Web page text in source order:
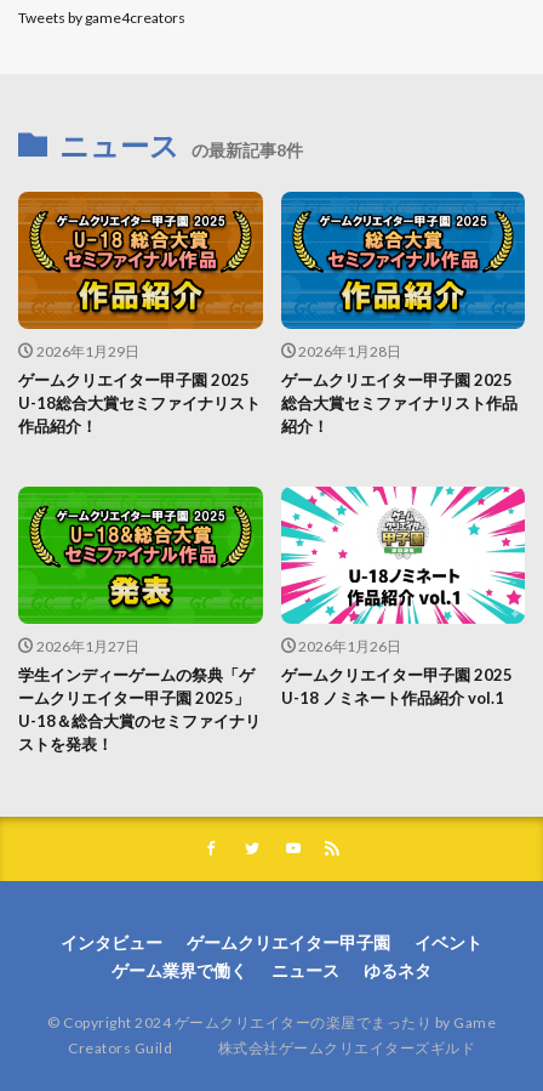
Tweets by game4creators
ニュース の最新記事8件
2026年1月29日
ゲームクリエイター甲子園 2025
U-18総合大賞セミファイナリスト
作品紹介！
2026年1月28日
ゲームクリエイター甲子園 2025
総合大賞セミファイナリスト作品
紹介！
2026年1月27日
学生インディーゲームの祭典「ゲ
ームクリエイター甲子園 2025」
U-18＆総合大賞のセミファイナリ
ストを発表！
2026年1月26日
ゲームクリエイター甲子園 2025
U-18 ノミネート作品紹介 vol.1
インタビュー ゲームクリエイター甲子園
イベント
ゲーム業界で働く
ニュース ゆるネタ
© Copyright 2024 ゲームクリエイターの楽屋でまったり by Game
Creators Guild 株式会社ゲームクリエイターズギルド